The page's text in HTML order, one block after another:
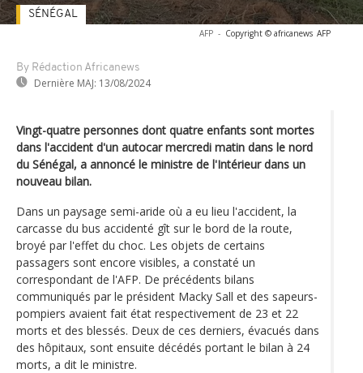
AFP - Copyright © africanews AFP
By Rédaction Africanews
Dernière MAJ: 13/08/2024
SÉNÉGAL
Vingt-quatre personnes dont quatre enfants sont mortes
dans l'accident d'un autocar mercredi matin dans le nord
du Sénégal, a annoncé le ministre de l'Intérieur dans un
nouveau bilan.
Dans un paysage semi-aride où a eu lieu l'accident, la
carcasse du bus accidenté gît sur le bord de la route,
broyé par l'effet du choc. Les objets de certains
passagers sont encore visibles, a constaté un
correspondant de l'AFP. De précédents bilans
communiqués par le président Macky Sall et des sapeurs-
pompiers avaient fait état respectivement de 23 et 22
morts et des blessés. Deux de ces derniers, évacués dans
des hôpitaux, sont ensuite décédés portant le bilan à 24
morts, a dit le ministre.